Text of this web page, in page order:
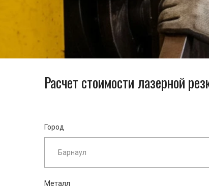
Расчет стоимости лазерной
Город
Металл